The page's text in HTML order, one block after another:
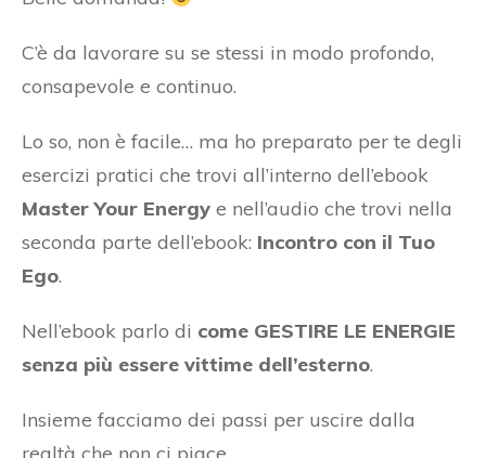
C’è da lavorare su se stessi in modo profondo,
consapevole e continuo.
Lo so, non è facile… ma ho preparato per te degli
esercizi pratici che trovi all’interno dell’ebook
Master Your Energy e nell’audio che trovi nella
seconda parte dell’ebook: Incontro con il Tuo
Ego.
Nell’ebook parlo di come GESTIRE LE ENERGIE
senza più essere vittime dell’esterno.
Insieme facciamo dei passi per uscire dalla